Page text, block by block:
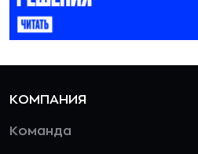
КОМПАНИЯ
Команда